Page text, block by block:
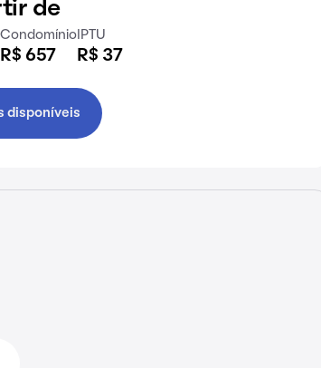
de
Condomínio
R$ 657
IPTU
R$ 37
disponíveis